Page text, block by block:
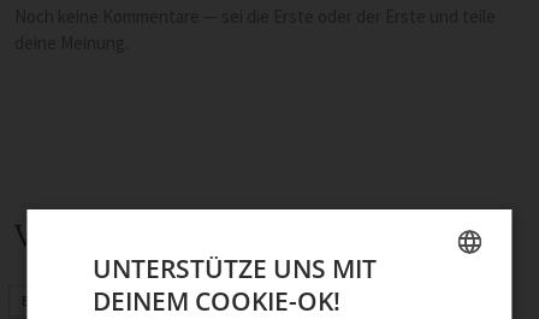
Verwandte Themen
Basteln mit Kindern
UNTERSTÜTZE UNS MIT
DEINEM COOKIE-OK!